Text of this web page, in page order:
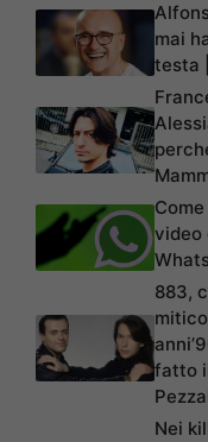
mai
testa
video
883,
fatto
Nei